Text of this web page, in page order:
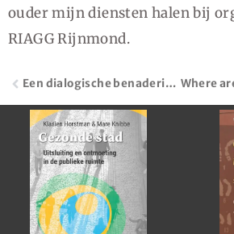
ouder mijn diensten halen bij
RIAGG Rijnmond.
Een dialogische benadering van vaccinatie